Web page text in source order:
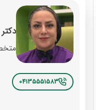
04135551583